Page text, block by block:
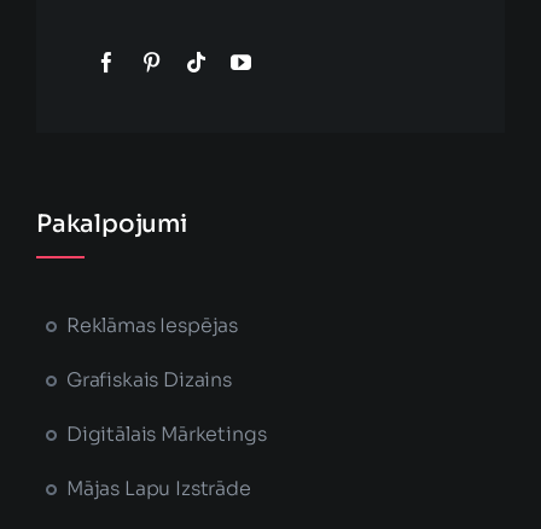
Pakalpojumi
Reklāmas Iespējas
Grafiskais Dizains
Digitālais Mārketings
Mājas Lapu Izstrāde